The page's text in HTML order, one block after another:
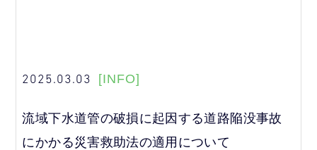
2025.03.03 [INFO]
流域下水道管の破損に起因する道路陥没事故
にかかる災害救助法の適用について